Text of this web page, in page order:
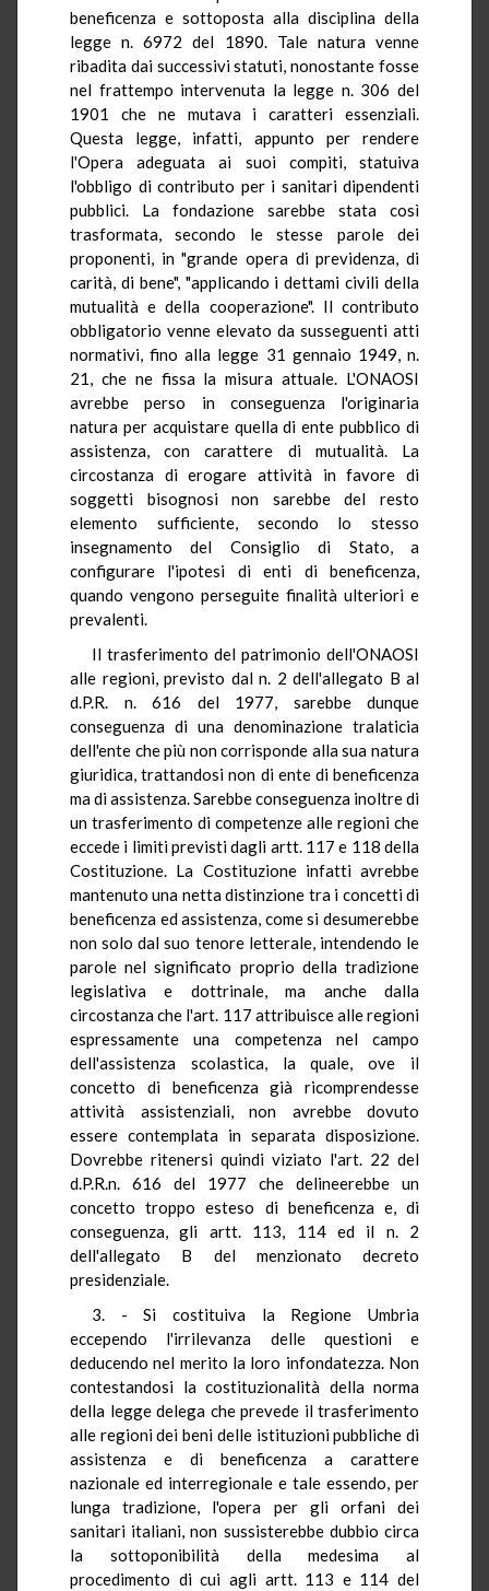
beneficenza e sottoposta alla disciplina della
legge n. 6972 del 1890. Tale natura venne
ribadita dai successivi statuti, nonostante fosse
nel frattempo intervenuta la legge n. 306 del
1901 che ne mutava i caratteri essenziali.
Questa legge, infatti, appunto per rendere
l'Opera adeguata ai suoi compiti, statuiva
l'obbligo di contributo per i sanitari dipendenti
pubblici. La fondazione sarebbe stata così
trasformata, secondo le stesse parole dei
proponenti, in "grande opera di previdenza, di
carità, di bene", "applicando i dettami civili della
mutualità e della cooperazione". Il contributo
obbligatorio venne elevato da susseguenti atti
normativi, fino alla legge 31 gennaio 1949, n.
21, che ne fissa la misura attuale. L'ONAOSI
avrebbe perso in conseguenza l'originaria
natura per acquistare quella di ente pubblico di
assistenza, con carattere di mutualità. La
circostanza di erogare attività in favore di
soggetti bisognosi non sarebbe del resto
elemento sufficiente, secondo lo stesso
insegnamento del Consiglio di Stato, a
configurare l'ipotesi di enti di beneficenza,
quando vengono perseguite finalità ulteriori e
prevalenti.
Il trasferimento del patrimonio dell'ONAOSI
alle regioni, previsto dal n. 2 dell'allegato B al
d.P.R. n. 616 del 1977, sarebbe dunque
conseguenza di una denominazione tralaticia
dell'ente che più non corrisponde alla sua natura
giuridica, trattandosi non di ente di beneficenza
ma di assistenza. Sarebbe conseguenza inoltre di
un trasferimento di competenze alle regioni che
eccede i limiti previsti dagli artt. 117 e 118 della
Costituzione. La Costituzione infatti avrebbe
mantenuto una netta distinzione tra i concetti di
beneficenza ed assistenza, come si desumerebbe
non solo dal suo tenore letterale, intendendo le
parole nel significato proprio della tradizione
legislativa e dottrinale, ma anche dalla
circostanza che l'art. 117 attribuisce alle regioni
espressamente una competenza nel campo
dell'assistenza scolastica, la quale, ove il
concetto di beneficenza già ricomprendesse
attività assistenziali, non avrebbe dovuto
essere contemplata in separata disposizione.
Dovrebbe ritenersi quindi viziato l'art. 22 del
d.P.R.n. 616 del 1977 che delineerebbe un
concetto troppo esteso di beneficenza e, di
conseguenza, gli artt. 113, 114 ed il n. 2
dell'allegato B del menzionato decreto
presidenziale.
3. - Si costituiva la Regione Umbria
eccependo l'irrilevanza delle questioni e
deducendo nel merito la loro infondatezza. Non
contestandosi la costituzionalità della norma
della legge delega che prevede il trasferimento
alle regioni dei beni delle istituzioni pubbliche di
assistenza e di beneficenza a carattere
nazionale ed interregionale e tale essendo, per
lunga tradizione, l'opera per gli orfani dei
sanitari italiani, non sussisterebbe dubbio circa
la sottoponibilità della medesima al
procedimento di cui agli artt. 113 e 114 del